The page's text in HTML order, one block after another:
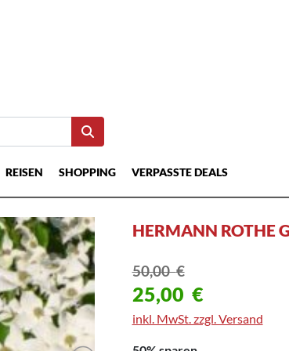
REISEN SHOPPING VERPASSTE DEALS
HERMANN ROTHE
50,00€
25,00 €
inkl. MwSt. zzgl. Versand